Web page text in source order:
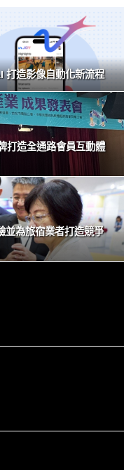
打造影像自動化新流程
造全通路會員互動體
並為旅宿業者打造競爭